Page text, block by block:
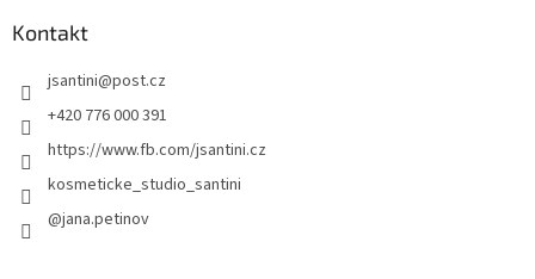
Kontakt
jsantini@post.cz
+420 776 000 391
https://www.fb.com/jsantini.cz
kosmeticke_studio_santini
@jana.petinov